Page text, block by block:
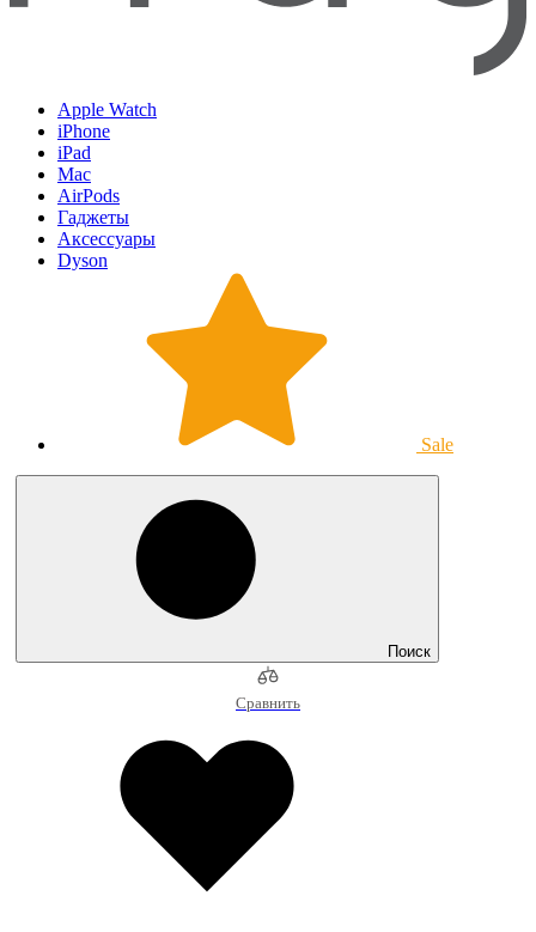
Apple Watch
iPhone
iPad
Mac
AirPods
Гаджеты
Аксессуары
Dyson
Sale
Поиск
Сравнить